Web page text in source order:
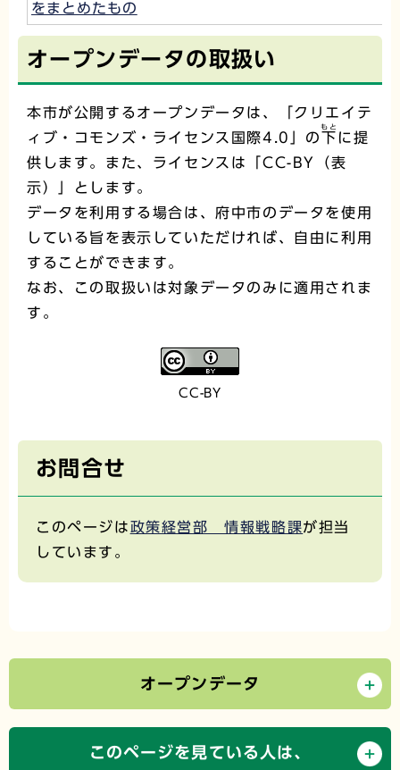
をまとめたもの
オープンデータの取扱い
CC-BY
本市が公開するオープンデータは、「クリエイテ
ィブ・コモンズ・ライセンス国際4.0」の下
もと
に提
供します。また、ライセンスは「CC-BY（表
示）」とします。
データを利用する場合は、府中市のデータを使用
している旨を表示していただければ、自由に利用
することができます。
なお、この取扱いは対象データのみに適用されま
す。
お問合せ
このページは政策経営部 情報戦略課が担当
しています。
オープンデータ
このページを見ている人は、